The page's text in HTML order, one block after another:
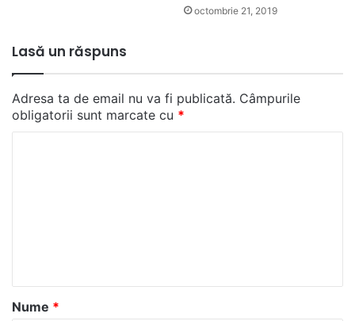
octombrie 21, 2019
Lasă un răspuns
Adresa ta de email nu va fi publicată. Câmpurile
obligatorii sunt marcate cu *
a
r
Nume *